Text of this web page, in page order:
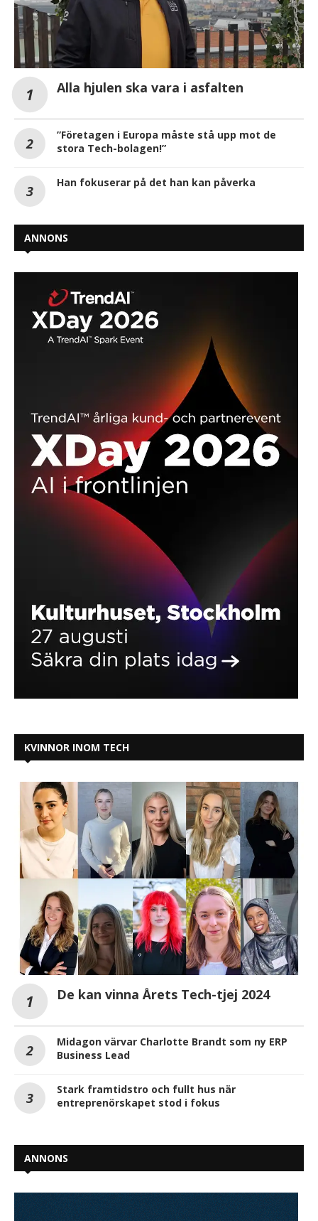
Alla hjulen ska vara i asfalten
”Företagen i Europa måste stå upp mot de
stora Tech-bolagen!”
Han fokuserar på det han kan påverka
ANNONS
KVINNOR INOM TECH
De kan vinna Årets Tech-tjej 2024
Midagon värvar Charlotte Brandt som ny ERP
Business Lead
Stark framtidstro och fullt hus när
entreprenörskapet stod i fokus
ANNONS